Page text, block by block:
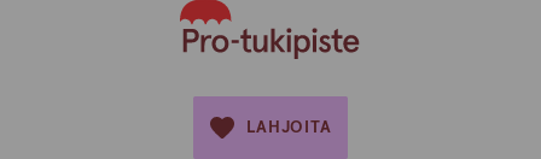
LAHJOITA